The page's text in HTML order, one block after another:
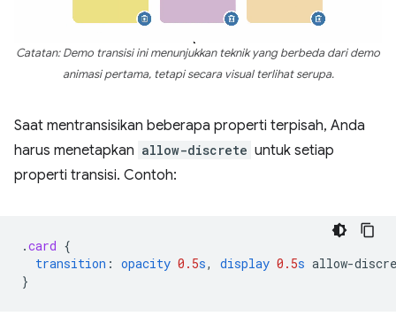
Catatan: Demo transisi ini menunjukkan teknik yang berbeda dari demo
animasi pertama, tetapi secara visual terlihat serupa.
Saat mentransisikan beberapa properti terpisah, Anda
harus menetapkan allow-discrete untuk setiap
properti transisi. Contoh:
.card {
transition : opacity 0.5s, display 0.5s allow-
}